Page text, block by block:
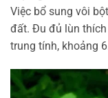
Việc bổ sung vôi
đất. Đu đủ lùn
trung tính, khoảng